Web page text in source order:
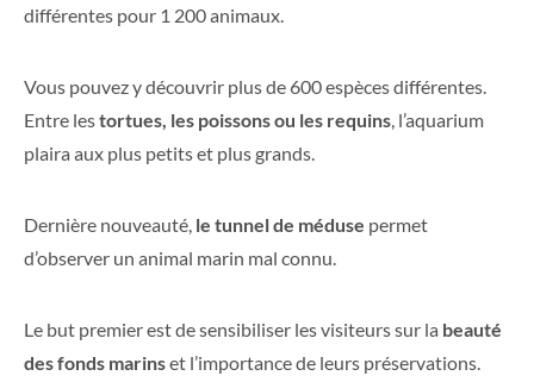
différentes pour 1 200 animaux.
Vous pouvez y découvrir plus de 600 espèces différentes.
Entre lestortues, les poissons ou les requins, l’aquarium
plaira aux plus petits et plus grands.
Dernière nouveauté, le tunnel de méduse permet
d’observer un animal marin mal connu.
Le but premier est de sensibiliser les visiteurs sur la beauté
des fonds marinset l’importance de leurs préservations.